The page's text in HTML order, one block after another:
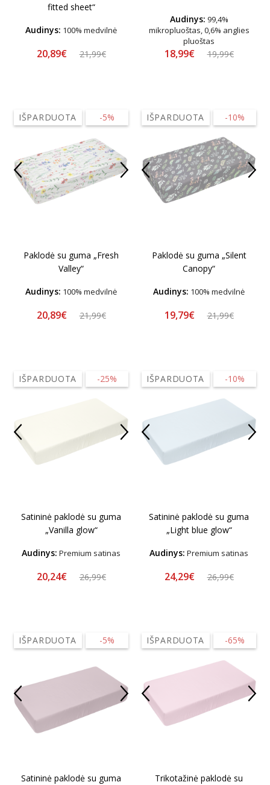
fitted sheet“
Audinys: 100% medvilnė
20,89€ 21,99€
Audinys: 99,4%
mikropluoštas, 0,6% anglies
pluoštas
18,99€ 19,99€
-5%
IŠPARDUOTA
Paklodė su guma „Fresh
Valley“
Audinys: 100% medvilnė
20,89€ 21,99€
-10%
IŠPARDUOTA
Paklodė su guma „Silent
Canopy“
Audinys: 100% medvilnė
19,79€ 21,99€
-25%
IŠPARDUOTA
Satininė paklodė su guma
„Vanilla glow“
Audinys: Premium satinas
20,24€ 26,99€
-10%
IŠPARDUOTA
Satininė paklodė su guma
„Light blue glow“
Audinys: Premium satinas
24,29€ 26,99€
-5%
IŠPARDUOTA
Satininė paklodė su guma
-65%
IŠPARDUOTA
Trikotažinė paklodė su